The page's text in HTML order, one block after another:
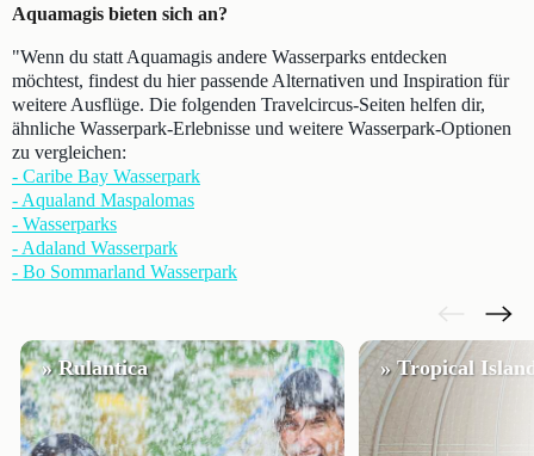
Aquamagis bieten sich an?
"Wenn du statt Aquamagis andere Wasserparks entdecken
möchtest, findest du hier passende Alternativen und Inspiration für
weitere Ausflüge. Die folgenden Travelcircus-Seiten helfen dir,
ähnliche Wasserpark-Erlebnisse und weitere Wasserpark-Optionen
zu vergleichen:
- Caribe Bay Wasserpark
- Aqualand Maspalomas
- Wasserparks
- Adaland Wasserpark
- Bo Sommarland Wasserpark
» Rulantica » Tropical